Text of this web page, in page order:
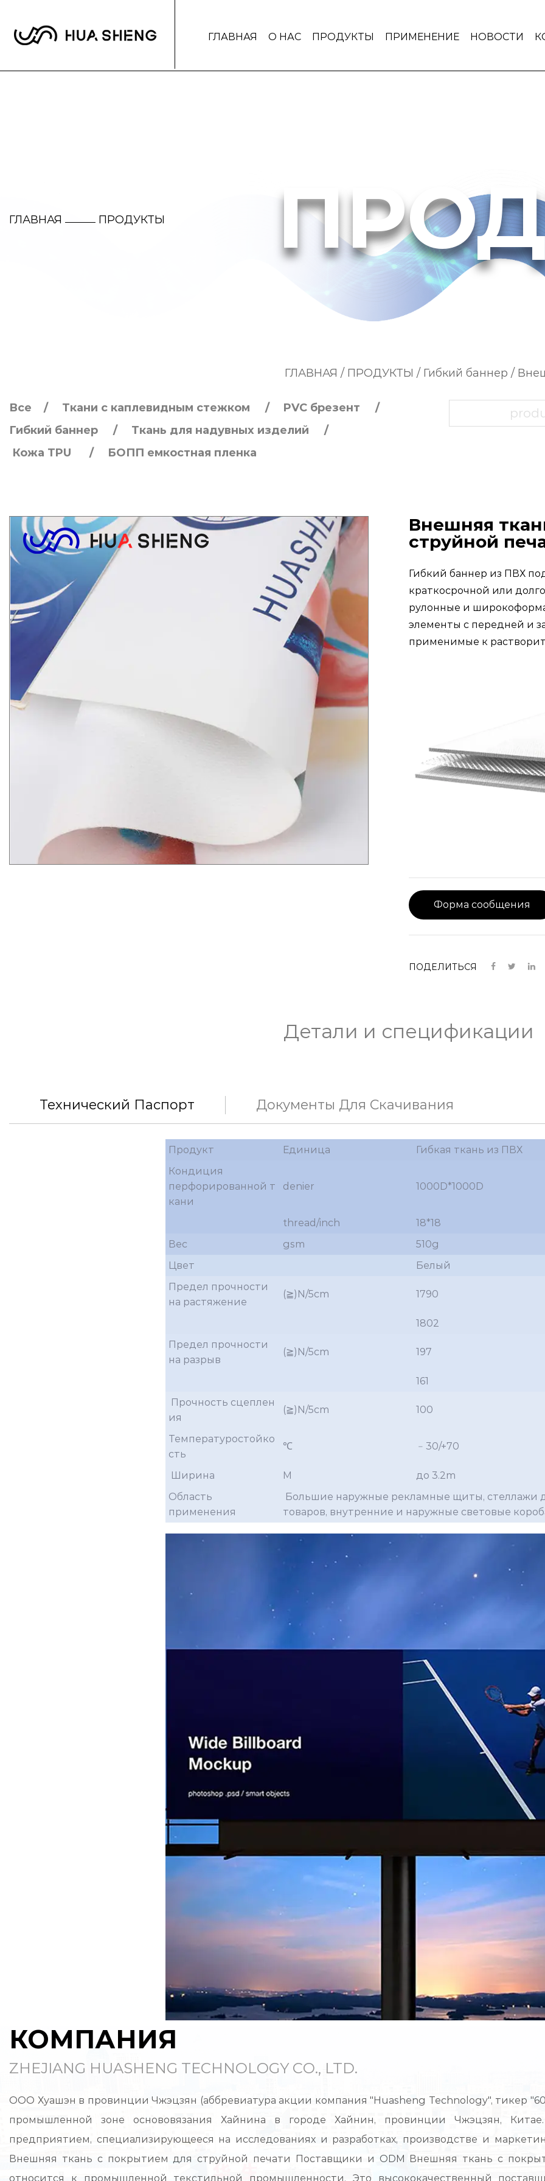
ГЛАВНАЯ О НАС ПРОДУКТЫ ПРИМЕНЕНИЕ НОВОСТИ
ГЛАВНАЯ ПРОДУКТЫ
ГЛАВНАЯ / ПРОДУКТЫ / Гибкий баннер /
Все Ткани с каплевидным стежком
PVC брезент
Гибкий баннер
Ткань для надувных изделий
Кожа TPU
БОПП емкостная пленка
Внешняя
струйной
Гибкий баннер из ПВХ
краткосрочной или
рулонные и
элементы с передней и
применимые к
Форма сообщения
ПОДЕЛИТЬСЯ
Детали и спецификации
Технический Паспорт Документы Для Скачивания
Продукт Единица
Гибкая ткань из ПВХ
Кондиция
перфорированной т
кани
denier 1000D*1000D
thread/inch
18*18
Вес
gsm
510g
Цвет
Белый
Предел прочности
на растяжение
(≧)N/5cm 1790
1802
Предел прочности
на разрыв
(≧)N/5cm 197
161
Прочность сцеплен
ия
(≧)N/5cm 100
Температуростойко
сть
℃ ﹣30/+70
Ширина M
до 3.2m
Область
применения
Большие наружные рекламные щиты, стеллажи
товаров, внутренние и наружные световые
КОМПАНИЯ
ZHEJIANG HUASHENG TECHNOLOGY CO., LTD.
ООО Хуашэн в провинции Чжэцзян (аббревиатура акции компания "Huasheng Technology", тикер
промышленной зоне основовязания Хайнина в городе Хайнин, провинции Чжэцзян,
предприятием, специализирующееся на исследованиях и разработках, производстве и
Внешняя ткань с покрытием для струйной печати Поставщики и ODM Внешняя ткань с
относится к промышленной текстильной промышленности. Это высококачественный